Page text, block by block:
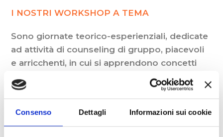
Consenso Dettagli Informazioni sui cookie
ma
tra
una
persona
e
se
stesso."
(Garth
Brooks)
coscientemente
è
all'incirca
il
di
conflitti
che
avvengono
nell'inconscio."
I NOSTRI WORKSHOP A TEMA
Sono giornate teorico-esperienziali, dedicate
ad attività di counseling di gruppo, piacevoli
e arricchenti, in cui si apprendono concetti
fondamentali, concreti e al contempo
preziosi per il proprio benessere quotidiano.
significative che attivano chiarezza e
desiderio di mettere in azione le nuove